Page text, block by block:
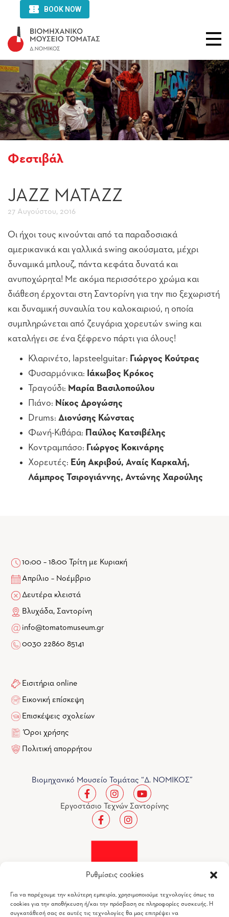
Ρυθμίσεις cookies
Για να παρέχουμε την καλύτερη εμπειρία, χρησιμοποιούμε τεχνολογίες όπως τα
cookies για την αποθήκευση ή/και την πρόσβαση σε πληροφορίες συσκευής. Η
συγκατάθεσή σας σε αυτές τις τεχνολογίες θα μας επιτρέψει να
Φεστιβάλ
JAZZ MATAZZ
27 Αυγούστου, 2016
Οι ήχοι τους κινούνται από τα παραδοσιακά
αμερικανικά και γαλλικά swing ακούσματα, μέχρι
δυναμικά μπλουζ, πάντα κεφάτα δυνατά και
ανυποχώρητα! Με ακόμα περισσότερο χρώμα και
διάθεση έρχονται στη Σαντορίνη για την πιο ξεχωριστή
και δυναμική συναυλία του καλοκαιριού, η οποία
συμπληρώνεται από ζευγάρια χορευτών swing και
καταλήγει σε ένα ξέφρενο πάρτι για όλους!
Κλαρινέτο, lapsteelguitar: Γιώργος Κούτρας
Φυσαρμόνικα: Ιάκωβος Κρόκος
Τραγούδι: Μαρία Βασιλοπούλου
Πιάνο: Νίκος Δρογώσης
Drums: Διονύσης Κώνστας
Φωνή-Κιθάρα: Παύλος Κατσιβέλης
Κοντραμπάσο: Γιώργος Κοκινάρης
Χορευτές: Εύη Ακριβού, Αναίς Καρκαλή,
Λάμπρος Τσιρογιάννης, Αντώνης Χαρούλης
10:00 – 18:00 Τρίτη με Κυριακή
Απρίλιο – Νοέμβριο
Δευτέρα κλειστά
Βλυχάδα, Σαντορίνη
info@tomatomuseum.gr
0030 22860 85141
Εισιτήρια online
Εικονική επίσκεψη
Επισκέψεις σχολείων
Όροι χρήσης
Πολιτική απορρήτου
Βιομηχανικό Μουσείο Τομάτας “Δ. ΝΟΜΙΚΟΣ”
Εργοστάσιο Τεχνών Σαντορίνης